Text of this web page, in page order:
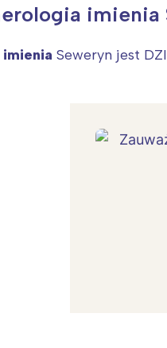
imienia
imienia Seweryn jest